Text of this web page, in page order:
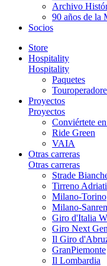
Archivo
90 años de la
Socios
Store
Hospitality
Hospitality
Paquetes
Proyectos
Proyectos
Conviértete
Ride Green
VAIA
Otras carreras
Otras carreras
Strade
Tirreno
Milano-Torino
Milano-
Giro d'Italia
Giro Next Gen
Il Giro
GranPiemonte
Il Lombardia